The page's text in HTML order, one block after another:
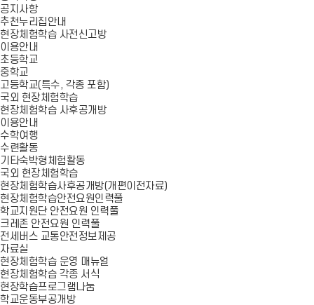
공지사항
추천누리집안내
현장체험학습 사전신고방
이용안내
초등학교
중학교
고등학교(특수, 각종 포함)
국외 현장체험학습
현장체험학습 사후공개방
이용안내
수학여행
수련활동
기타숙박형체험활동
국외 현장체험학습
현장체험학습사후공개방(개편이전자료)
현장체험학습안전요원인력풀
학교지원단 안전요원 인력풀
크레존 안전요원 인력풀
전세버스 교통안전정보제공
자료실
현장체험학습 운영 매뉴얼
현장체험학습 각종 서식
현장학습프로그램나눔
학교운동부공개방